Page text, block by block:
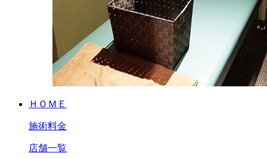
ＨＯＭＥ
施術料金
店舗一覧